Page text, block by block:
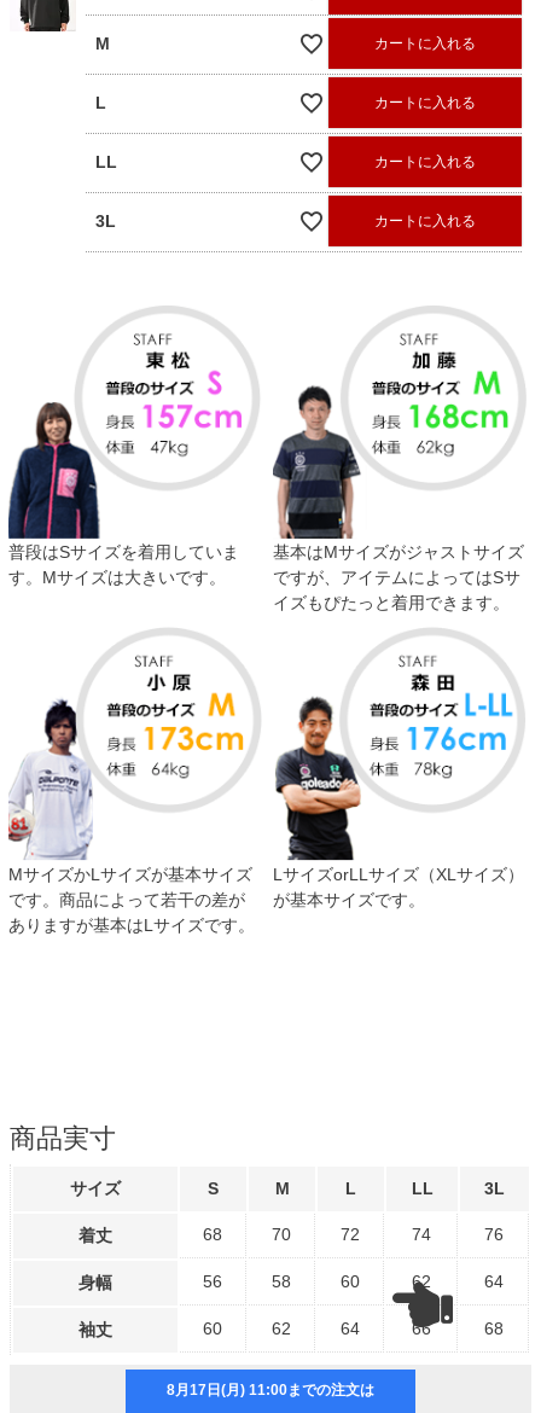
M カートに入れる
L カートに入れる
LL カートに入れる
3L カートに入れる
普段はSサイズを着用していま
す。Mサイズは大きいです。
基本はMサイズがジャストサイズ
ですが、アイテムによってはSサ
イズもぴたっと着用できます。
MサイズかLサイズが基本サイズ
です。商品によって若干の差が
ありますが基本はLサイズです。
LサイズorLLサイズ（XLサイズ）
が基本サイズです。
商品実寸
サイズ S M L LL 3L
着丈 68 70 72 74 76
身幅 56 58 60 62 64
袖丈 60 62 64 66 68